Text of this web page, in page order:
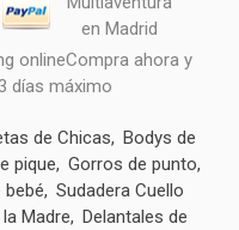
onlineCompra ahora y
días máximo
de Chicas
Bodys de
pique
Gorros de punto
bebé
Sudadera Cuello
Madre
Delantales de